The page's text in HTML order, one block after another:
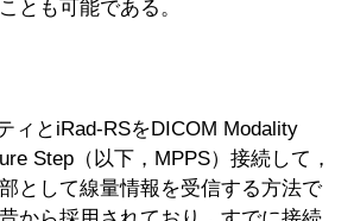
とも可能である。
ィとiRad-RSをDICOM Modality
Step（以下，MPPS）接続して，
として線量情報を受信する方法で